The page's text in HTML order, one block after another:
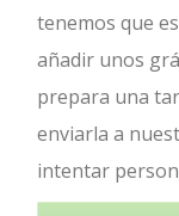
tenemos que
añadir unos
prepara una
enviarla a
intentar